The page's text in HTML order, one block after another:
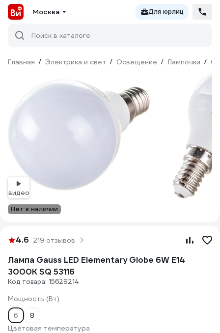
Москва Для юрлиц
Поиск в каталоге
Главная / Электрика и свет / Освещение / Лампочки /
видео
Нет в наличии
4.6 219 отзывов
Лампа Gauss LED Elementary Globe 6W E14
3000K SQ 53116
Код товара: 15629214
Мощность (Вт)
6
8
Цветовая температура